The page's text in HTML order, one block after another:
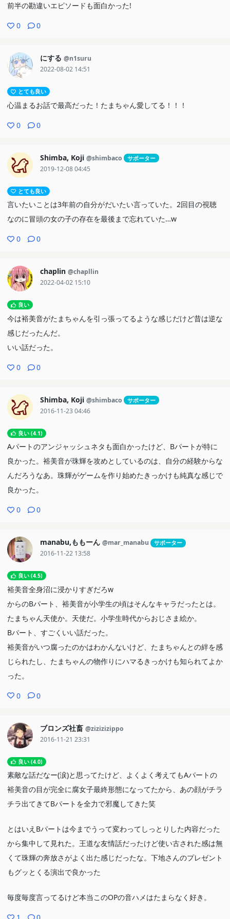
前半の勘違いエピソードも面白かった!
0 0
にする @n1suru
2022-08-02 14:51
とても良い
心温まるお話で最高だった！たまちゃん愛してる！！！
0 0
Shimba, Koji @shimbaco サポーター
2019-12-08 04:45
とても良い
言いたいことは3年前の自分がだいたい言っていた。2回目の視聴
なのに冒頭の女の子の存在を最後まで忘れていた…w
0 0
chaplin @chapllin
2022-04-02 15:10
良い
今は裕美音がたまちゃんを引っ張ってるような感じだけど昔は逆な
感じだったんだ。
いい話だった。
0 0
Shimba, Koji @shimbaco サポーター
2016-11-23 04:46
良い (4.1)
Aパートのアンジャッシュネタも面白かったけど、Bパートが特に
良かった。裕美音が珠輝を攻めとしているのは、自分の経験からな
んだろうなあ。珠輝がゲームを作り始めたきっかけも純真な感じで
良かった。
0 0
manabu,ももーん @mar_manabu サポーター
2016-11-22 13:58
良い (4.5)
裕美音全身沼に浸かりすぎだろw
からのBパート、裕美音が小学生の頃はそんなキャラだったとは。
たまちゃん天使か。天使だ。小学生時代からおじさま絵か。
Bパート、すごくいい話だった。
裕美音がいつ腐ったのかはわかんないけど、たまちゃんとの絆を感
じられたし、たまちゃんの物作りにハマるきっかけも知られてよか
った。
0 0
ブロンズ社畜 @zizizizippo
2016-11-21 23:31
良い (4.0)
素敵な話だなー(涙)と思ってたけど、よくよく考えてもAパートの
裕美音の目が完全に腐女子最終形態になってたから、あの顔がチラ
チラ出てきてBパートを全力で邪魔してきた笑
とはいえBパートは今までうって変わってしっとりした内容だった
から集中して見れた。王道な友情話だったけど使い古された感は無
くて珠輝の奔放さがよく出た感じだったな。下地さんのプレゼント
もグッとくる演出で良かった
毎度毎度言ってるけど本当このOPの音ハメはたまらなく好き。